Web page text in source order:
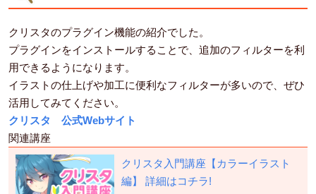
クリスタのプラグイン機能の紹介でした。
プラグインをインストールすることで、追加のフィルターを利
用できるようになります。
イラストの仕上げや加工に便利なフィルターが多いので、ぜひ
活用してみてください。
クリスタ 公式Webサイト
関連講座
クリスタ入門講座【カラーイラスト
編】
詳細はコチラ!